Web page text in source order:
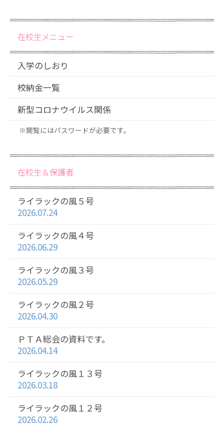
在校生メニュー
入学のしおり
校納金一覧
新型コロナウイルス関係
※閲覧にはパスワードが必要です。
在校生＆保護者
ライラックの風５号
2026.07.24
ライラックの風４号
2026.06.29
ライラックの風３号
2026.05.29
ライラックの風２号
2026.04.30
ＰＴＡ総会の資料です。
2026.04.14
ライラックの風１３号
2026.03.18
ライラックの風１２号
2026.02.26